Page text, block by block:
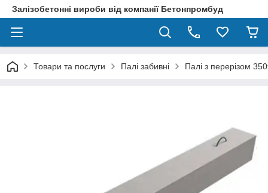
Залізобетонні вироби від компанії Бетонпромбуд
Товари та послуги Палі забивні Палі з перерізом